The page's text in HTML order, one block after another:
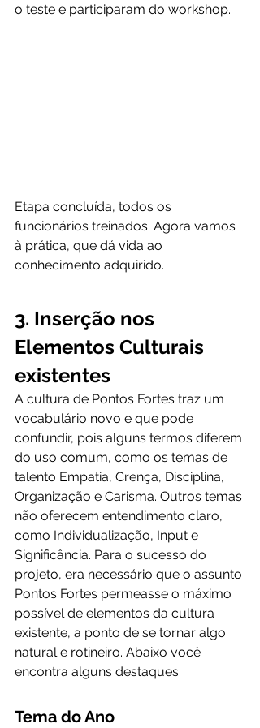
o teste e participaram do workshop.
Etapa concluída, todos os
funcionários treinados. Agora vamos
à prática, que dá vida ao
conhecimento adquirido.
3. Inserção nos
Elementos Culturais
existentes
A cultura de Pontos Fortes traz um
vocabulário novo e que pode
confundir, pois alguns termos diferem
do uso comum, como os temas de
talento Empatia, Crença, Disciplina,
Organização e Carisma. Outros temas
não oferecem entendimento claro,
como Individualização, Input e
Significância. Para o sucesso do
projeto, era necessário que o assunto
Pontos Fortes permeasse o máximo
possível de elementos da cultura
existente, a ponto de se tornar algo
natural e rotineiro. Abaixo você
encontra alguns destaques:
Tema do Ano